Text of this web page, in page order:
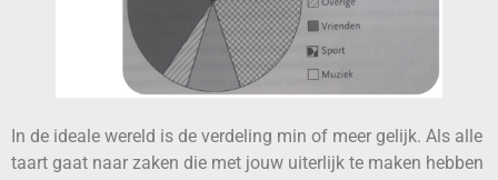
In de ideale wereld is de verdeling min of meer gelijk. Als alle
taart gaat naar zaken die met jouw uiterlijk te maken hebben